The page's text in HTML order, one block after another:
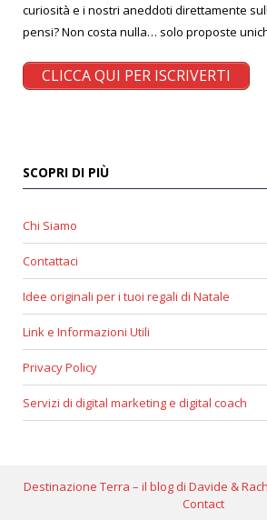
curiosità e i nostri aneddoti direttamente
pensi? Non costa nulla… solo proposte
CLICCA QUI PER ISCRIVERTI
SCOPRI DI PIÙ
Chi Siamo
Contattaci
Idee originali per i tuoi regali di Natale
Link e Informazioni Utili
Privacy Policy
Servizi di digital marketing e digital coach
Destinazione Terra – il blog di Davide &
Contact